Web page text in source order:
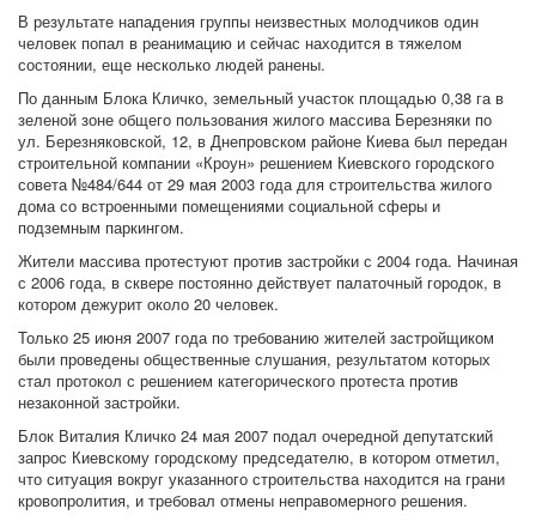
В результате нападения группы неизвестных молодчиков один
человек попал в реанимацию и сейчас находится в тяжелом
состоянии, еще несколько людей ранены.
По данным Блока Кличко, земельный участок площадью 0,38 га в
зеленой зоне общего пользования жилого массива Березняки по
ул. Березняковской, 12, в Днепровском районе Киева был передан
строительной компании «Кроун» решением Киевского городского
совета №484/644 от 29 мая 2003 года для строительства жилого
дома со встроенными помещениями социальной сферы и
подземным паркингом.
Жители массива протестуют против застройки с 2004 года. Начиная
с 2006 года, в сквере постоянно действует палаточный городок, в
котором дежурит около 20 человек.
Только 25 июня 2007 года по требованию жителей застройщиком
были проведены общественные слушания, результатом которых
стал протокол с решением категорического протеста против
незаконной застройки.
Блок Виталия Кличко 24 мая 2007 подал очередной депутатский
запрос Киевскому городскому председателю, в котором отметил,
что ситуация вокруг указанного строительства находится на грани
кровопролития, и требовал отмены неправомерного решения.